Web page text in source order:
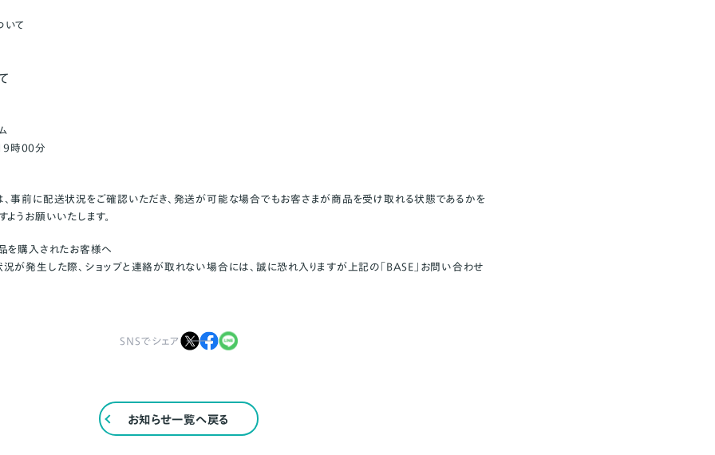
て
時00分
事前に配送状況をご確認いただき、発送が可能な場合でもお客さまが商品を受け取れる状態であるかを
うお願いいたします。
を購入されたお客様へ
が発生した際、ショップと連絡が取れない場合には、誠に恐れ入りますが上記の「BASE」お問い合わせ
SNSでシェア
お知らせ一覧へ戻る